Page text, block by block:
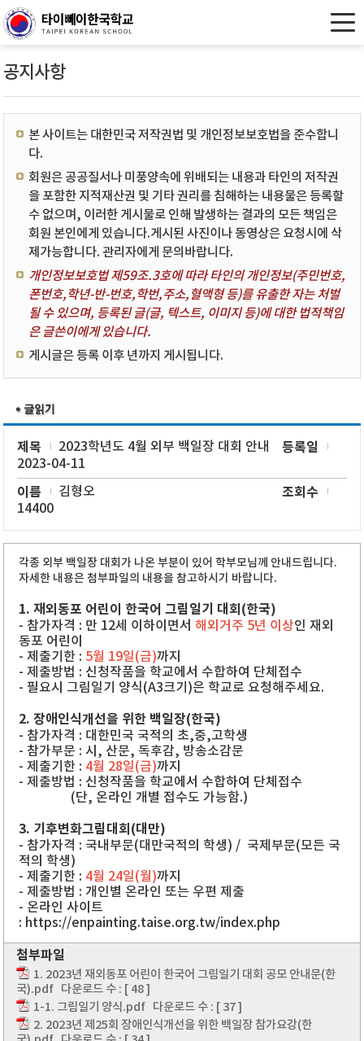
공지사항
본 사이트는 대한민국 저작권법 및 개인정보보호법을 준수합니
다.
회원은 공공질서나 미풍양속에 위배되는 내용과 타인의 저작권
을 포함한 지적재산권 및 기타 권리를 침해하는 내용물은 등록할
수 없으며, 이러한 게시물로 인해 발생하는 결과의 모든 책임은
회원 본인에게 있습니다.게시된 사진이나 동영상은 요청시에 삭
제가능합니다. 관리자에게 문의바랍니다.
개인정보보호법 제59조.3호에 따라 타인의 개인정보(주민번호,
폰번호,학년-반-번호,학번,주소,혈액형 등)를 유출한 자는 처벌
될 수 있으며, 등록된 글(글, 텍스트, 이미지 등)에 대한 법적책임
은 글쓴이에게 있습니다.
게시글은 등록 이후 년까지 게시됩니다.
제목 2023학년도 4월 외부 백일장 대회 안내 등록일
2023-04-11
이름 김형오 조회수
14400
각종 외부 백일장 대회가 나온 부분이 있어 학부모님께 안내드립니다.
자세한 내용은 첨부파일의 내용을 참고하시기 바랍니다.
1. 재외동포 어린이 한국어 그림일기 대회(한국)
- 참가자격 : 만 12세 이하이면서 해외거주 5년 이상인 재외
동포 어린이
- 제출기한 : 5월 19일(금)까지
- 제출방법 : 신청작품을 학교에서 수합하여 단체접수
- 필요시 그림일기 양식(A3크기)은 학교로 요청해주세요.
2. 장애인식개선을 위한 백일장(한국)
- 참가자격 : 대한민국 국적의 초,중,고학생
- 참가부문 : 시, 산문, 독후감, 방송소감문
- 제출기한 : 4월 28일(금)까지
- 제출방법 : 신청작품을 학교에서 수합하여 단체접수
(단, 온라인 개별 접수도 가능함.)
3. 기후변화그림대회(대만)
- 참가자격 : 국내부문(대만국적의 학생) / 국제부문(모든 국
적의 학생)
- 제출기한 : 4월 24일(월)까지
- 제출방법 : 개인별 온라인 또는 우편 제출
- 온라인 사이트
: https://enpainting.taise.org.tw/index.php
첨부파일
1. 2023년 재외동포 어린이 한국어 그림일기 대회 공모 안내문(한
국).pdf 다운로드 수 : [ 48 ]
1-1. 그림일기 양식.pdf 다운로드 수 : [ 37 ]
2. 2023년 제25회 장애인식개선을 위한 백일장 참가요강(한